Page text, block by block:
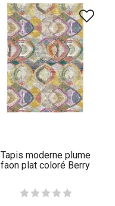
Tapis moderne plume
faon plat coloré Berry